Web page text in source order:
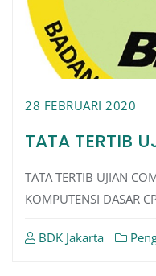
28 FEBRUARI 2020
TATA TERTIB
TATA TERTIB UJIAN
KOMPUTENSI DASAR
BDK Jakarta